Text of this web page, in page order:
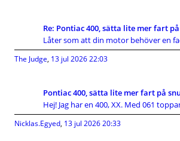
Re: Pontiac 400, sätta lite mer fart
Låter som att din motor behöver en
The Judge, 13 jul 2026 22:03
Pontiac 400, sätta lite mer fart på
Hej! Jag har en 400, XX. Med 061
Nicklas.Egyed, 13 jul 2026 20:33